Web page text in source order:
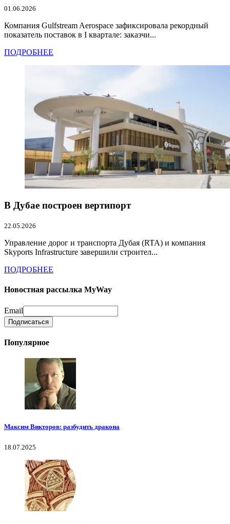
01.06.2026
Компания Gulfstream Aerospace зафиксировала рекордный
показатель поставок в I квартале: заказчи...
ПОДРОБНЕЕ
В Дубае построен вертипорт
22.05.2026
Управление дорог и транспорта Дубая (RTA) и компания
Skyports Infrastructure завершили строител...
ПОДРОБНЕЕ
Новостная рассылка MyWay
Email
Популярное
Максим Викторов: разбудить дракона
18.07.2025